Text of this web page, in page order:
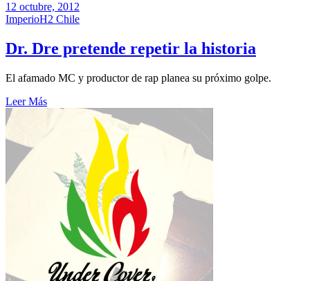
12 octubre, 2012
ImperioH2 Chile
Dr. Dre pretende repetir la historia
El afamado MC y productor de rap planea su próximo golpe.
Leer Más